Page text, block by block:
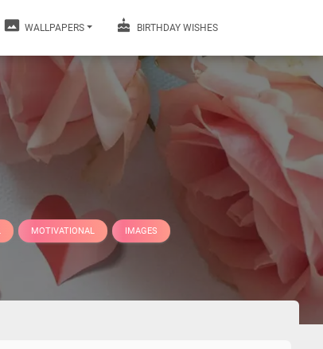
WALLPAPERS BIRTHDAY WISHES
MOTIVATIONAL IMAGES